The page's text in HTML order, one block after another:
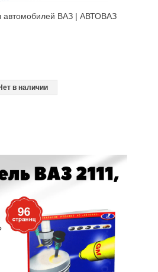
автомобилей ВАЗ | АВТОВАЗ
в наличии